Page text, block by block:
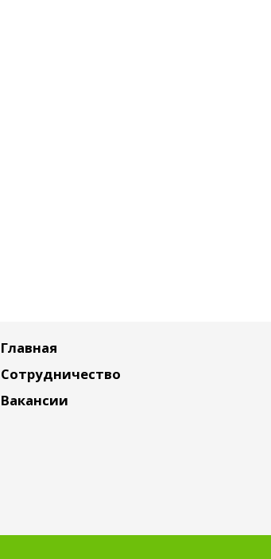
Главная
Сотрудничество
Вакансии